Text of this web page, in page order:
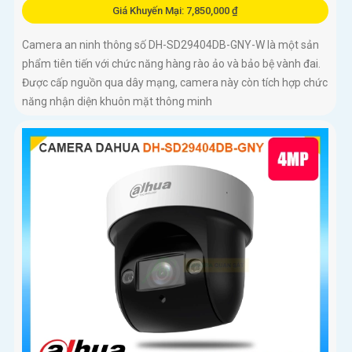
Giá Khuyến Mại: 7,850,000 ₫
Camera an ninh thông số DH-SD29404DB-GNY-W là một sản
phẩm tiên tiến với chức năng hàng rào ảo và bảo bệ vành đai.
Được cấp nguồn qua dây mạng, camera này còn tích hợp chức
năng nhận diện khuôn mặt thông minh